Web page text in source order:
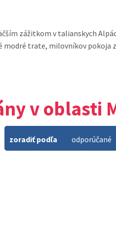
zážitkom v talianskych
modré trate, milovníkov pokoja
v oblasti
zoradiť podľa odporúčané